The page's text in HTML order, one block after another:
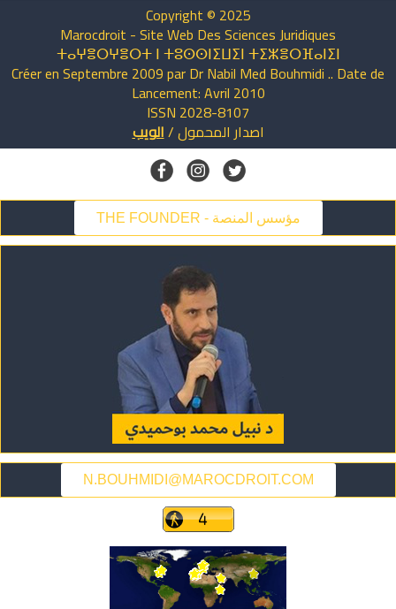
Copyright © 2025
Marocdroit - Site Web Des Sciences Juridiques
ⵜⴰⵖⴻⵔⵖⴻⵔⵜ ⵏ ⵜⵓⵙⵙⵏⵉⵡⵉⵏ ⵜⵉⵣⴻⵔⴼⴰⵏⵉⵏ
Créer en Septembre 2009 par Dr Nabil Med Bouhmidi .. Date de
Lancement: Avril 2010
ISSN 2028-8107
اصدار المحمول/الويب
THE FOUNDER - مؤسس المنصة
N.BOUHMIDI@MAROCDROIT.COM